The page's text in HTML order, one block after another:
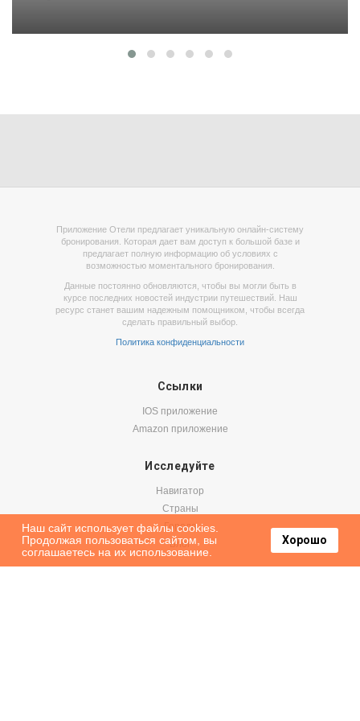
Приложение Отели предлагает уникальную онлайн-систему
бронирования. Которая дает вам доступ к большой базе и
предлагает полную информацию об условиях с
возможностью моментального бронирования.
Данные постоянно обновляются, чтобы вы могли быть в
курсе последних новостей индустрии путешествий. Наш
ресурс станет вашим надежным помощником, чтобы всегда
сделать правильный выбор.
Политика конфиденциальности
Ссылки
IOS приложение
Amazon приложение
Исследуйте
Навигатор
Страны
Города
Блог
Наш сайт использует файлы cookies.
Продолжая пользоваться сайтом, вы
соглашаетесь на их использование.
Хорошо